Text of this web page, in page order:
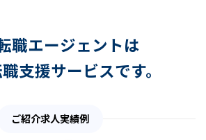
職エージェントは
支援サービスです。
ご紹介求人実績例